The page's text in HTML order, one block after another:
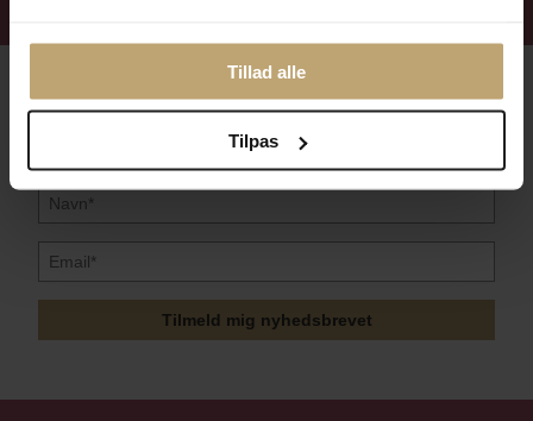
Tillad alle
Tilpas
Følg med i vores nyhedsbrev
Læs mere her
Tilmeld mig nyhedsbrevet